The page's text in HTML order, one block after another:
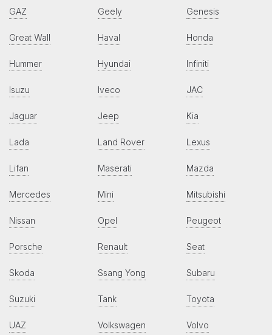
GAZ Geely Genesis
Great Wall Haval Honda
Hummer Hyundai Infiniti
Isuzu Iveco JAC
Jaguar Jeep Kia
Lada Land Rover Lexus
Lifan Maserati Mazda
Mercedes Mini Mitsubishi
Nissan Opel Peugeot
Porsche Renault Seat
Skoda Ssang Yong Subaru
Suzuki Tank Toyota
UAZ Volkswagen Volvo